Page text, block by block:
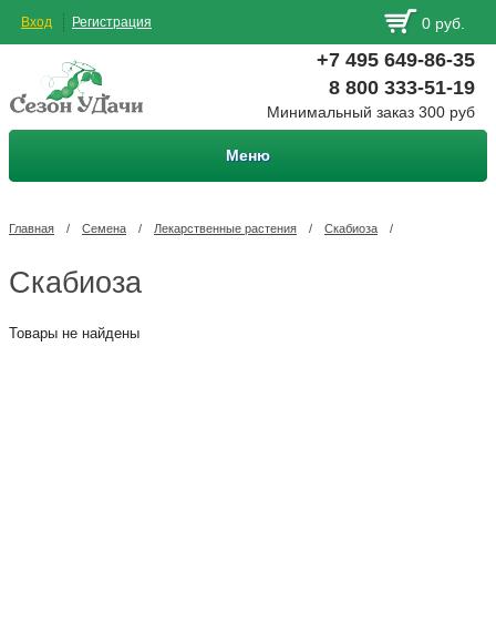
Вход Регистрация 0 руб.
+7 495 649-86-35
8 800 333-51-19
Минимальный заказ 300 руб
Меню
Главная / Семена / Лекарственные растения / Скабиоза /
Скабиоза
Товары не найдены